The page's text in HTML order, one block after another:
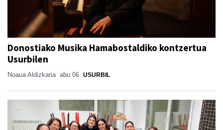
Donostiako Musika Hamabostaldiko kontzertua
Usurbilen
Noaua Aldizkaria abu 06 USURBIL